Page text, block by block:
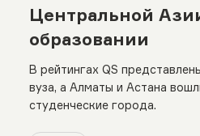
Центральной
образовании
В рейтингах QS
вуза, а Алматы и Астана
студенческие города.